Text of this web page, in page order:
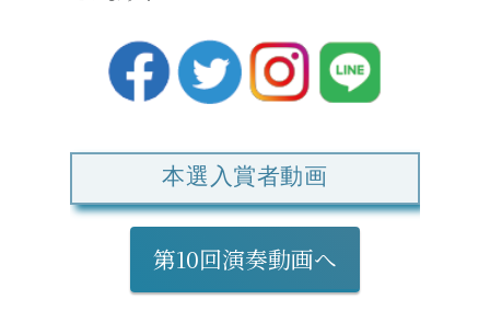
本選入賞者動画
第10回演奏動画へ